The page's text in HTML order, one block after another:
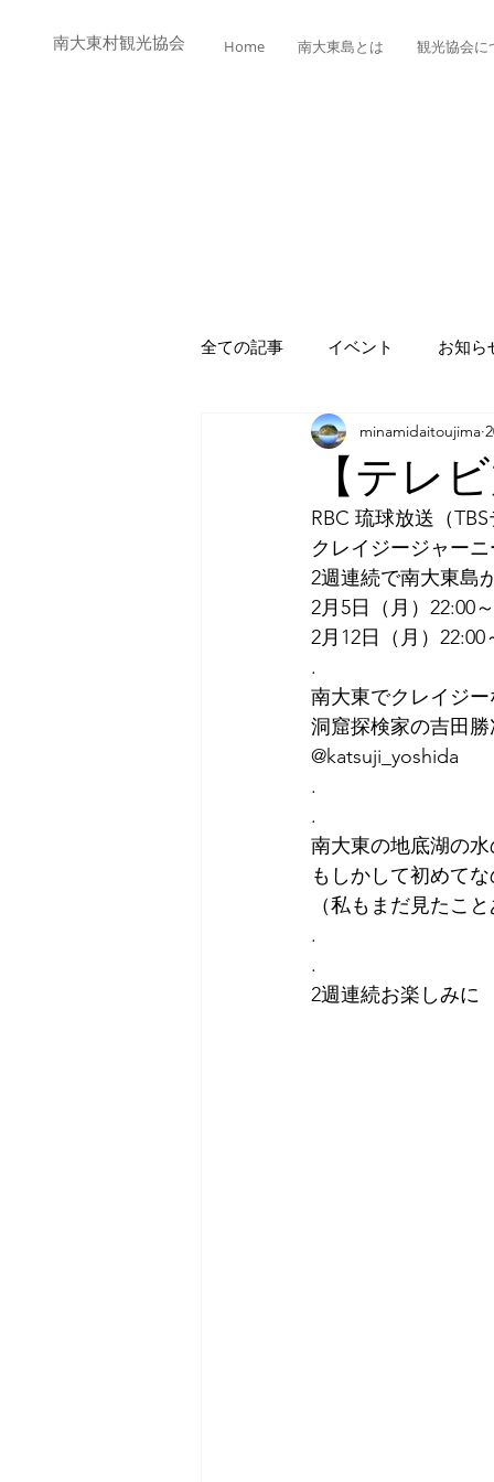
​​南大東村観光協会 Home 南大東島とは 観光協会に
全ての記事 イベント お知ら
【テレ
minamidaitoujima
RBC 琉球放送（
クレイジージャー
2週連続で南大東島
2月5日（月）22:00～
2月12日（月）22:00
.
南大東でクレイジ
洞窟探検家の吉田
@katsuji_yoshida
.
.
南大東の地底湖の
もしかして初めて
（私もまだ見たこ
.
.
2週連続お楽しみに